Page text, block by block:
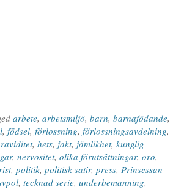
arbete, arbetsmiljö, barn, barnafödande,
, födsel, förlossning, förlossningsavdelning,
, hets, jakt, jämlikhet, kunglig
, nervositet, olika förutsättningar, oro,
, politik, politisk satir, press, Prinsessan
, tecknad serie, underbemanning,